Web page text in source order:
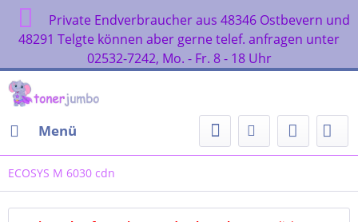
Private Endverbraucher aus 48346 Ostbevern und
48291 Telgte können aber gerne telef. anfragen unter
02532-7242, Mo. - Fr. 8 - 18 Uhr
Menü
ECOSYS M 6030 cdn